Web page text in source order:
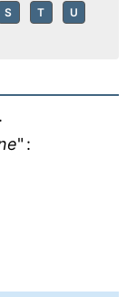
S T U
.
" :